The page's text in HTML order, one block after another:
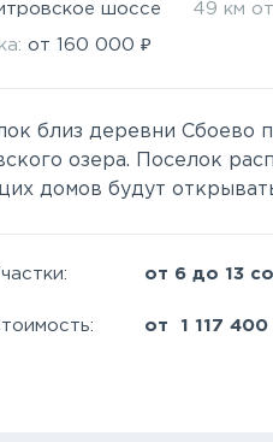
шоссе 49 км
от160 000 ₽
близ деревни Сбоево
озера. Поселок
домов будут
от 6 до 13
от1 117 400